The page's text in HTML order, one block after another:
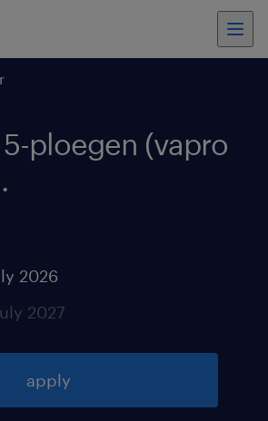
ploegen (vapro
.
2026
2027
apply